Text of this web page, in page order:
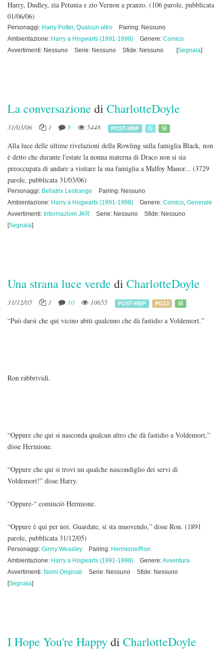
Harry, Dudley, zia Petunia e zio Vernon a pranzo. (106 parole, pubblicata
01/06/06)
Personaggi: Harry Potter, Qualcun altro
Pairing: Nessuno
Ambientazione: Harry a Hogwarts (1991-1998) Genere: Comico
Avvertimenti: Nessuno
Serie: Nessuno Sfide: Nessuno [Segnala]
La conversazione di CharlotteDoyle
31/03/06 1 8 5448 POST-HBP G SÌ
Alla luce delle ultime rivelazioni della Rowling sulla famiglia Black, non
è detto che durante l'estate la nonna materna di Draco non si sia
preoccupata di andare a visitare la sua famiglia a Malfoy Manor... (3729
parole, pubblicata 31/03/06)
Personaggi: Bellatrix Lestrange
Pairing: Nessuno
Ambientazione: Harry a Hogwarts (1991-1998) Genere: Comico, Generale
Avvertimenti: Informazioni JKR Serie: Nessuno
Sfide: Nessuno
[Segnala]
Una strana luce verde di CharlotteDoyle
31/12/05 1 10 10655 POST-HBP PG13 SÌ
“Può darsi che qui vicino abiti qualcuno che dà fastidio a Voldemort.”
Ron rabbrividì.
“Oppure che qui si nasconda qualcun altro che dà fastidio a Voldemort,”
disse Hermione.
“Oppure che qui si trovi un qualche nascondiglio dei servi di
Voldemort!” disse Harry.
“Oppure-“ cominciò Hermione.
“Oppure è qui per noi. Guardate, si sta muovendo,” disse Ron. (1891
parole, pubblicata 31/12/05)
Personaggi: Ginny Weasley Pairing: Hermione/Ron
Ambientazione: Harry a Hogwarts (1991-1998) Genere:Avventura
Avvertimenti: Nomi Originali Serie: Nessuno
Sfide: Nessuno
[Segnala]
I Hope You're Happydi CharlotteDoyle